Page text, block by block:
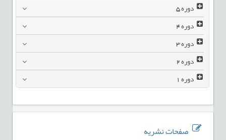
دوره5
دوره4
دوره3
دوره2
دوره1
صفحات نشریه